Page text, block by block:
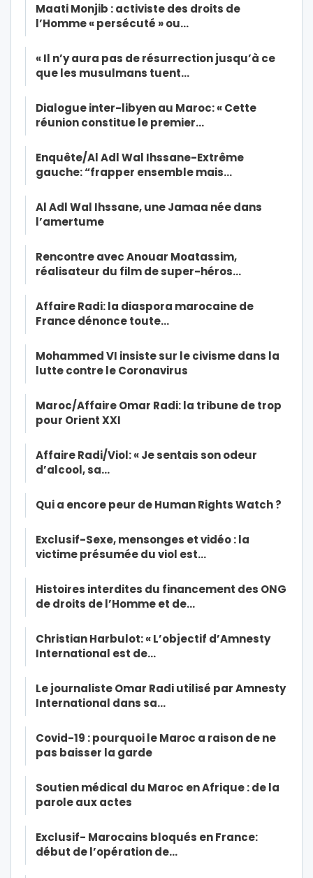
Maati Monjib : activiste des droits de
l’Homme « persécuté » ou…
« Il n’y aura pas de résurrection jusqu’à ce
que les musulmans tuent…
Dialogue inter-libyen au Maroc: « Cette
réunion constitue le premier…
Enquête/Al Adl Wal Ihssane-Extrême
gauche: “frapper ensemble mais…
Al Adl Wal Ihssane, une Jamaa née dans
l’amertume
Rencontre avec Anouar Moatassim,
réalisateur du film de super-héros…
Affaire Radi: la diaspora marocaine de
France dénonce toute…
Mohammed VI insiste sur le civisme dans la
lutte contre le Coronavirus
Maroc/Affaire Omar Radi: la tribune de trop
pour Orient XXI
Affaire Radi/Viol: « Je sentais son odeur
d’alcool, sa…
Qui a encore peur de Human Rights Watch ?
Exclusif-Sexe, mensonges et vidéo : la
victime présumée du viol est…
Histoires interdites du financement des ONG
de droits de l’Homme et de…
Christian Harbulot: « L’objectif d’Amnesty
International est de…
Le journaliste Omar Radi utilisé par Amnesty
International dans sa…
Covid-19 : pourquoi le Maroc a raison de ne
pas baisser la garde
Soutien médical du Maroc en Afrique : de la
parole aux actes
Exclusif- Marocains bloqués en France:
début de l’opération de…